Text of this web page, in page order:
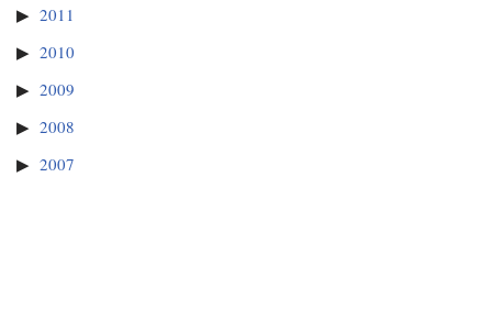
2011
2010
2009
2008
2007